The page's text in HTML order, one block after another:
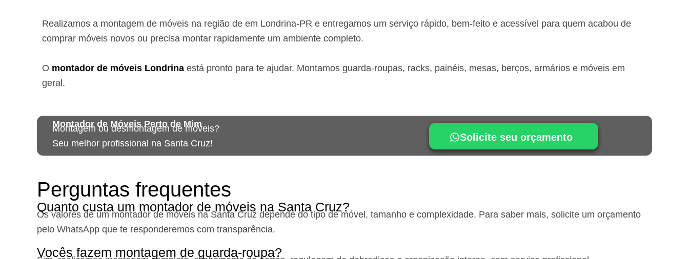
Realizamos a montagem de móveis na região de em Londrina-PR e entregamos um serviço rápido, bem-feito e acessível para quem acabou de
comprar móveis novos ou precisa montar rapidamente um ambiente completo.
O montador de móveis Londrina está pronto para te ajudar. Montamos guarda-roupas, racks, painéis, mesas, berços, armários e móveis em
geral.
Montador de Móveis Perto de Mim
Montagem ou desmontagem de móveis?
Seu melhor profissional na Santa Cruz!
Solicite seu orçamento
Perguntas frequentes
Quanto custa um montador de móveis na Santa Cruz?
Os valores de um montador de móveis na Santa Cruz depende do tipo de móvel, tamanho e complexidade. Para saber mais, solicite um orçamento
pelo WhatsApp que te responderemos com transparência.
Vocês fazem montagem de guarda-roupa?